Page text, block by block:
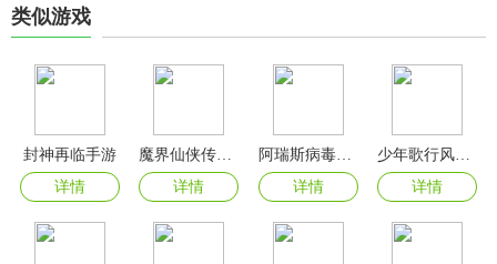
类似游戏
封神再临手游
详情
详情
阿瑞斯病毒2无限资源版
详情
详情